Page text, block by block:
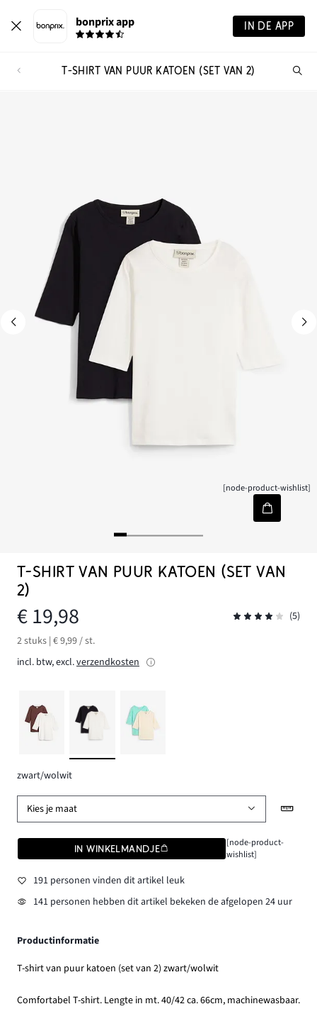
bonprix app IN DE APP
T-SHIRT VAN PUUR KATOEN (SET VAN 2)
[node-product-wishlist]
T-SHIRT VAN PUUR KATOEN (SET VAN
2)
€ 19,98
(5)
2 stuks | € 9,99 / st.
incl. btw, excl.verzendkosten
zwart/wolwit
Kies je maat
IN WINKELMANDJE
[node-product-
wishlist]
191 personen vinden dit artikel leuk
141 personen hebben dit artikel bekeken de afgelopen 24 uur
Productinformatie
T-shirt van puur katoen (set van 2) zwart/wolwit
Comfortabel T-shirt. Lengte in mt. 40/42 ca. 66cm, machinewasbaar.